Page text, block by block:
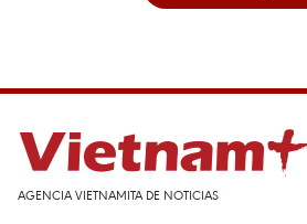
AGENCIA VIETNAMITA DE NOTICIAS